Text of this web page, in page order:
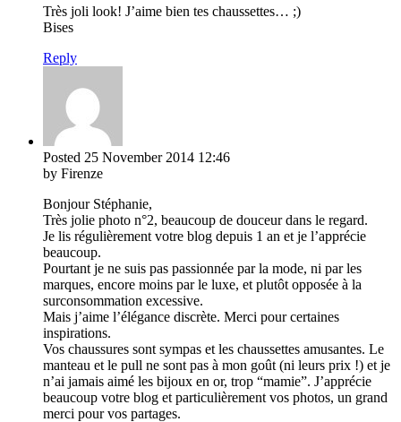
Très joli look! J’aime bien tes chaussettes… ;)
Bises
Reply
Posted 25 November 2014 12:46
by Firenze
Bonjour Stéphanie,
Très jolie photo n°2, beaucoup de douceur dans le regard.
Je lis régulièrement votre blog depuis 1 an et je l’apprécie
beaucoup.
Pourtant je ne suis pas passionnée par la mode, ni par les
marques, encore moins par le luxe, et plutôt opposée à la
surconsommation excessive.
Mais j’aime l’élégance discrète. Merci pour certaines
inspirations.
Vos chaussures sont sympas et les chaussettes amusantes. Le
manteau et le pull ne sont pas à mon goût (ni leurs prix !) et je
n’ai jamais aimé les bijoux en or, trop “mamie”. J’apprécie
beaucoup votre blog et particulièrement vos photos, un grand
merci pour vos partages.